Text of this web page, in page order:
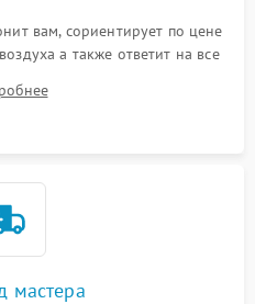
вам, сориентирует по цене
а также ответит на все
мастера